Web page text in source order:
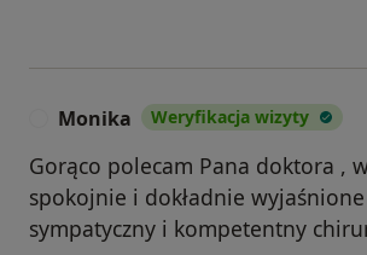
Monika Weryfikacja wizyty
Gorąco polecam Pana doktora ,
spokojnie i dokładnie
sympatyczny i kompetentny